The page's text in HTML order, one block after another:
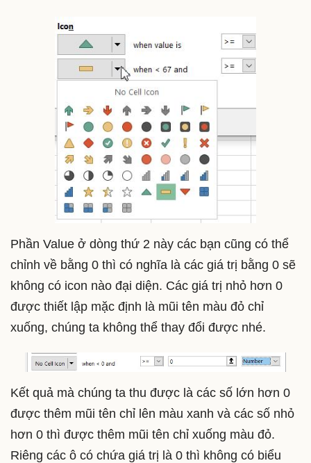
Phần Value ở dòng thứ 2 này các bạn cũng có thể
chỉnh về bằng 0 thì có nghĩa là các giá trị bằng 0 sẽ
không có icon nào đại diện. Các giá trị nhỏ hơn 0
được thiết lập mặc định là mũi tên màu đỏ chỉ
xuống, chúng ta không thể thay đổi được nhé.
Kết quả mà chúng ta thu được là các số lớn hơn 0
được thêm mũi tên chỉ lên màu xanh và các số nhỏ
hơn 0 thì được thêm mũi tên chỉ xuống màu đỏ.
Riêng các ô có chứa giá trị là 0 thì không có biểu